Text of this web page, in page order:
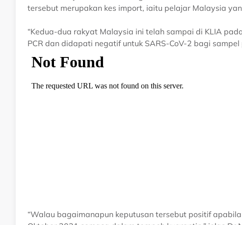
tersebut merupakan kes import, iaitu pelajar Malaysia
“Kedua-dua rakyat Malaysia ini telah sampai di KLIA
PCR dan didapati negatif untuk SARS-CoV-2 bagi
“Walau bagaimanapun keputusan tersebut positif